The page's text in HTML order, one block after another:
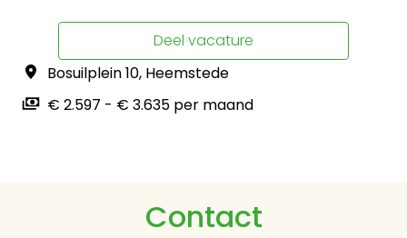
Deel vacature
Bosuilplein 10, Heemstede
€ 2.597 - € 3.635 per maand
Contact